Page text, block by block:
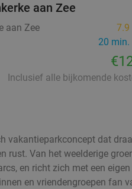
aan Zee
aan Zee
7.9
20 min.
Inclusief alle bijkomende
vakantieparkconcept dat
rust. Van het weelderige
en richt zich met een
en vriendengroepen fan